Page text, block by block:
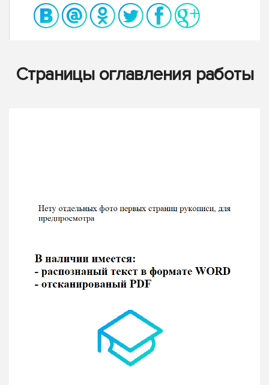
Страницы оглавления работы